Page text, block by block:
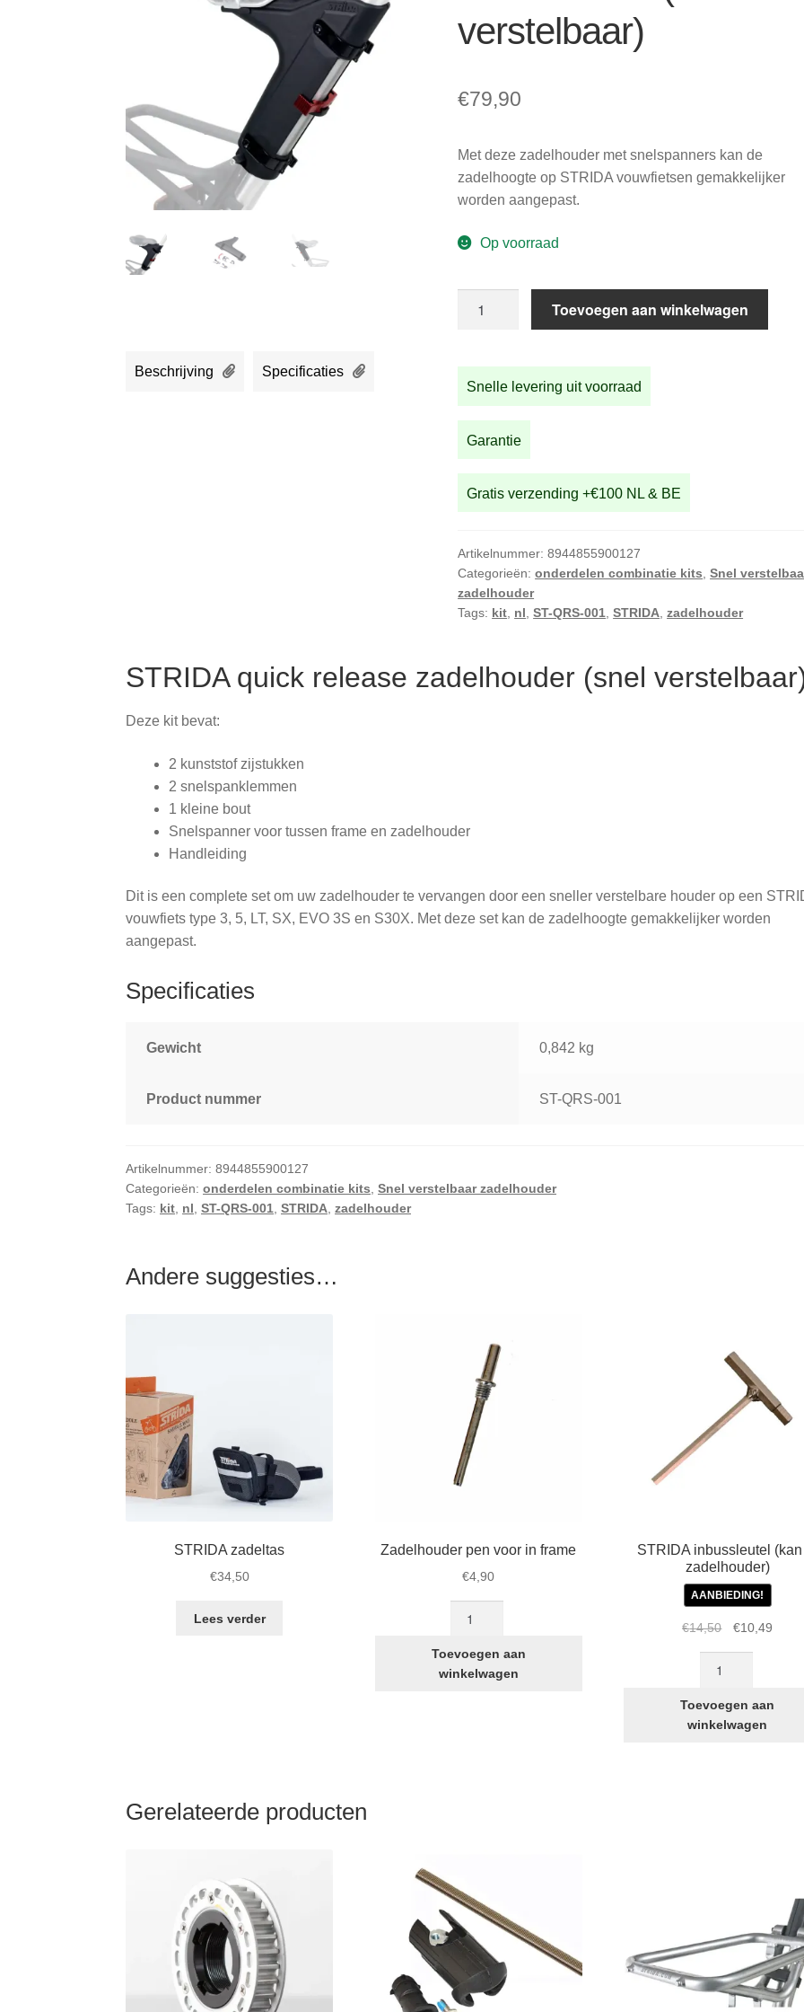
verstelbaar)
€79,90
Met deze zadelhouder met snelspanners kan de
zadelhoogte op STRIDA vouwfietsen gemakkelijker
worden aangepast.
Op voorraad
zadelhouder
(snel
aantal
Toevoegen aan winkelwagen
Snelle levering uit voorraad
Garantie
Gratis verzending +€100 NL & BE
Artikelnummer:8944855900127
Categorieën:onderdelen combinatie kits ,Snel
zadelhouder
Tags: kit nl ,ST-QRS-001 ,STRIDA ,zadelhouder
Beschrijving Specificaties
STRIDA quick release zadelhouder (snel
Deze kit bevat:
2 kunststof zijstukken
2 snelspanklemmen
1 kleine bout
Snelspanner voor tussen frame en zadelhouder
Handleiding
Dit is een complete set om uw zadelhouder te vervangen door een sneller verstelbare houder op een
vouwfiets type 3, 5, LT, SX, EVO 3S en S30X. Met deze set kan de zadelhoogte gemakkelijker worden
aangepast.
Specificaties
Gewicht 0,842 kg
Product nummer ST-QRS-001
Artikelnummer:8944855900127
Categorieën:onderdelen combinatie kits ,Snel verstelbaar zadelhouder
Tags: kit nl ,ST-QRS-001 ,STRIDA ,zadelhouder
Andere suggesties…
STRIDA zadeltas
€34,50
Lees verder
Zadelhouder pen voor in frame
€4,90
voor
in
Toevoegen aan
winkelwagen
STRIDA inbussleutel
zadelhouder)
AANBIEDING!
€14,50 €10,49
(kan
in
Toevoegen aan
winkelwagen
Gerelateerde producten